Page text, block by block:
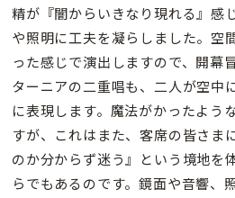
精が『闇からいきなり現れる』感
や照明に工夫を凝らしました。空
った感じで演出しますので、開幕
ターニアの二重唱も、二人が空中
に表現します。魔法がかったよう
すが、これはまた、客席の皆さま
のか分からず迷う』という境地を
らでもあるのです。鏡面や音響、